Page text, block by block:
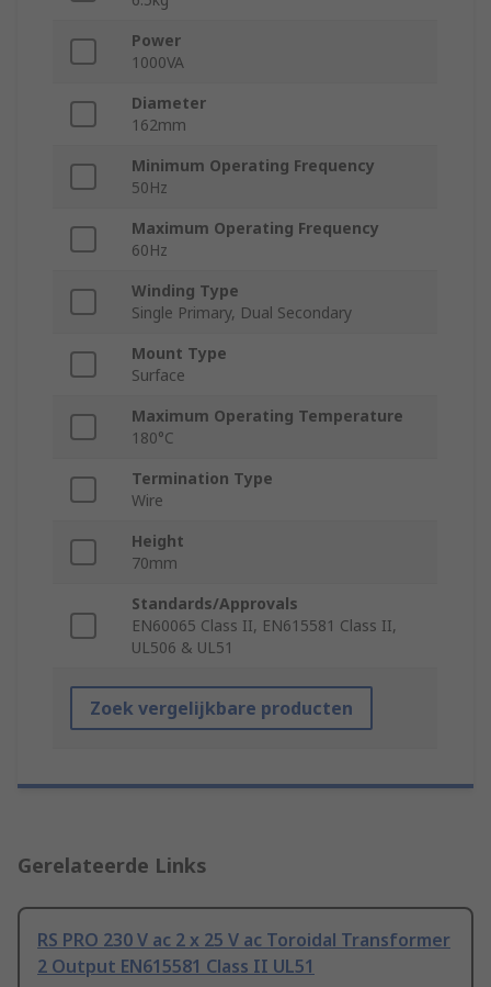
Power
1000VA
Diameter
162mm
Minimum Operating Frequency
50Hz
Maximum Operating Frequency
60Hz
Winding Type
Single Primary, Dual Secondary
Mount Type
Surface
Maximum Operating Temperature
180°C
Termination Type
Wire
Height
70mm
Standards/Approvals
EN60065 Class II, EN615581 Class II,
UL506 & UL51
Zoek vergelijkbare producten
Gerelateerde Links
RS PRO 230 V ac 2 x 25 V ac Toroidal Transformer
2 Output EN615581 Class II UL51